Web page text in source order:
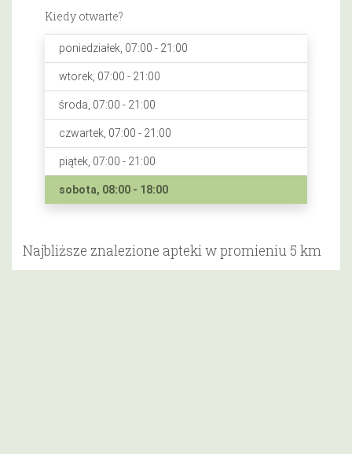
Kiedy otwarte?
poniedziałek, 07:00 - 21:00
wtorek, 07:00 - 21:00
środa, 07:00 - 21:00
czwartek, 07:00 - 21:00
piątek, 07:00 - 21:00
sobota, 08:00 - 18:00
Najbliższe znalezione apteki w promieniu 5 km